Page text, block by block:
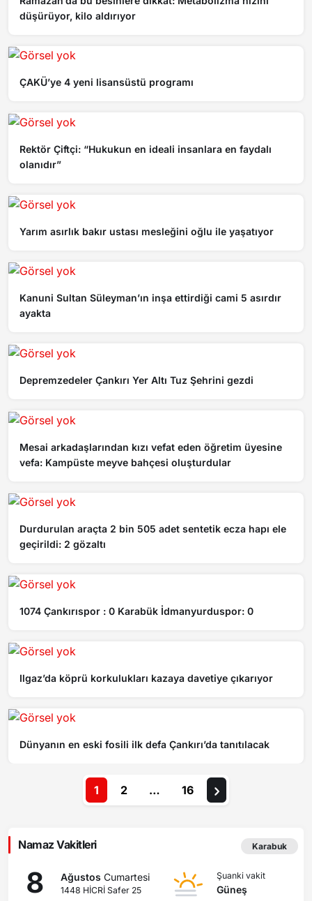
düşürüyor, kilo aldırıyor
ÇAKÜ’ye 4 yeni lisansüstü programı
Rektör Çiftçi: “Hukukun en ideali insanlara en faydalı
olanıdır”
Yarım asırlık bakır ustası mesleğini oğlu ile yaşatıyor
Kanuni Sultan Süleyman’ın inşa ettirdiği cami 5 asırdır
ayakta
Depremzedeler Çankırı Yer Altı Tuz Şehrini gezdi
Mesai arkadaşlarından kızı vefat eden öğretim üyesine
vefa: Kampüste meyve bahçesi oluşturdular
Durdurulan araçta 2 bin 505 adet sentetik ecza hapı ele
geçirildi: 2 gözaltı
1074 Çankırıspor : 0 Karabük İdmanyurduspor: 0
Ilgaz’da köprü korkulukları kazaya davetiye çıkarıyor
Dünyanın en eski fosili ilk defa Çankırı’da tanıtılacak
1 2 … 16
Namaz Vakitleri Karabuk
8 Ağustos Cumartesi
1448 HİCRİ Safer 25
Şuanki vakit
Güneş